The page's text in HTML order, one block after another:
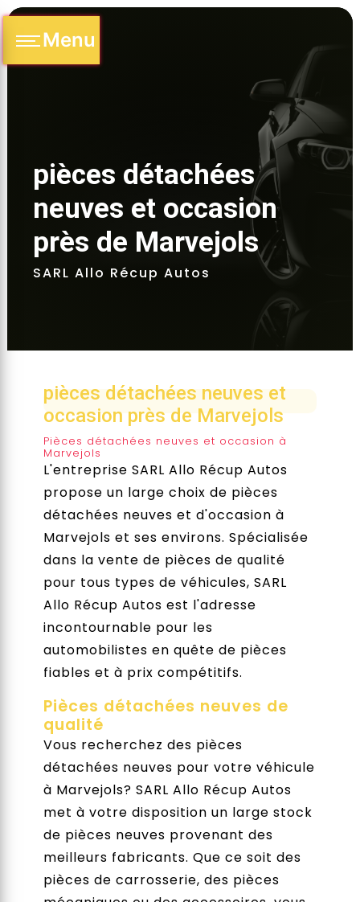
Menu
pièces détachées
neuves et occasion
près de Marvejols
SARL Allo Récup Autos
pièces détachées neuves et
occasion près de Marvejols
Pièces détachées neuves et occasion à
Marvejols
L'entreprise SARL Allo Récup Autos
propose un large choix de pièces
détachées neuves et d'occasion à
Marvejols et ses environs. Spécialisée
dans la vente de pièces de qualité
pour tous types de véhicules, SARL
Allo Récup Autos est l'adresse
incontournable pour les
automobilistes en quête de pièces
fiables et à prix compétitifs.
Pièces détachées neuves de
qualité
Vous recherchez des pièces
détachées neuves pour votre véhicule
à Marvejols? SARL Allo Récup Autos
met à votre disposition un large stock
de pièces neuves provenant des
meilleurs fabricants. Que ce soit des
pièces de carrosserie, des pièces
Panneau de gestion des cookies